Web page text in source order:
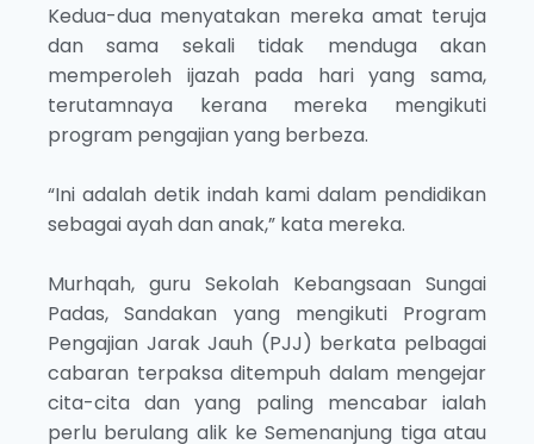
Kedua-dua menyatakan mereka amat teruja
dan sama sekali tidak menduga akan
memperoleh ijazah pada hari yang sama,
terutamnaya kerana mereka mengikuti
program pengajian yang berbeza.
“Ini adalah detik indah kami dalam pendidikan
sebagai ayah dan anak,” kata mereka.
Murhqah, guru Sekolah Kebangsaan Sungai
Padas, Sandakan yang mengikuti Program
Pengajian Jarak Jauh (PJJ) berkata pelbagai
cabaran terpaksa ditempuh dalam mengejar
cita-cita dan yang paling mencabar ialah
perlu berulang alik ke Semenanjung tiga atau